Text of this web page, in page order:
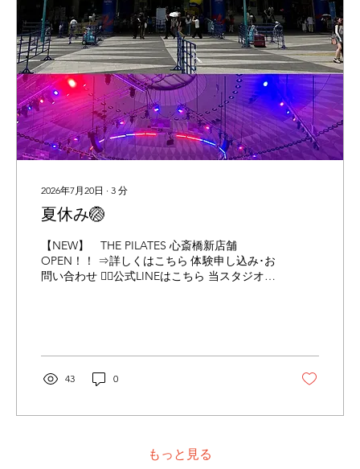
分にある筋肉で骨や関節を支え、姿勢を安定
させる役割があります。 ・姿勢を正しく保つ
・体の軸を安定させる ・関節への負担を軽減
する ・バランスを保つ といった働きをしてい
ます。 普段は意識しにくい筋肉ですが日常生
活や運動の『体の土台』となる重要な存在で
す。 【アウターマッスルとは？】 体の表面に
ある大きな筋肉です。 ・重い物を持ち上げる
・走る、ジャンプする ・力の強い動きを行
う...
2026年7月20日 ∙ 3 分
夏休み🏐
【NEW】 THE PILATES 心斎橋新店舗
OPEN！！ ⇒詳しくはこちら 体験申し込み･お
問い合わせ 👉🏻公式LINEはこちら 当スタジオは
た念願のVNL(バレーボールネーションズリー
選リーグは日本で行われ会場が大阪とのこと
で観戦しに行くことができました😭🙌 (めっち
日本vsベルギー (男子) の3日程を観戦しに行
43 0
もっと見る